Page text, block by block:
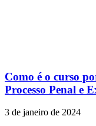
Como é o curso
Processo Penal e
3 de janeiro de 2024